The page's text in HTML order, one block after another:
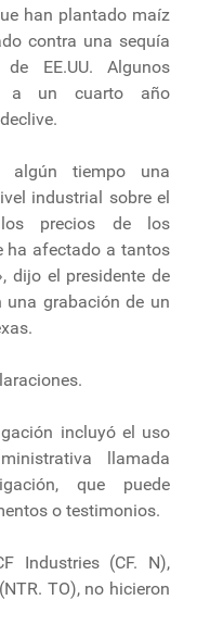
han plantado maíz
contra una sequía
EE.UU. Algunos
a un cuarto año
algún tiempo una
industrial sobre el
precios de los
ha afectado a tantos
dijo el presidente de
una grabación de un
incluyó el uso
llamada
que puede
o testimonios.
Industries (CF. N),
TO), no hicieron